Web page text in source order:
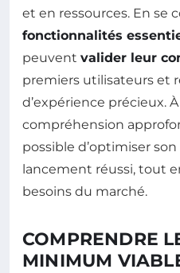
et en ressources. En se
fonctionnalités
peuvent valider leur
premiers utilisateurs et
d’expérience précieux.
compréhension
possible d’optimiser
lancement réussi, tout
besoins du marché.
COMPRENDRE
MINIMUM